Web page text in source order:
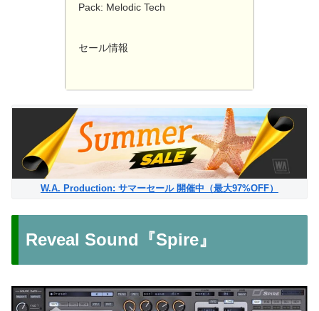
Pack: Melodic Tech
セール情報
W.A. Production: サマーセール 開催中（最大97%OFF）
Reveal Sound『Spire』